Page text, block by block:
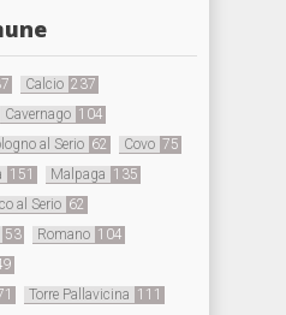
Calcio 237
Cavernago 104
al Serio 62 Covo 75
151 Malpaga 135
al Serio 62
53 Romano 104
Torre Pallavicina 111